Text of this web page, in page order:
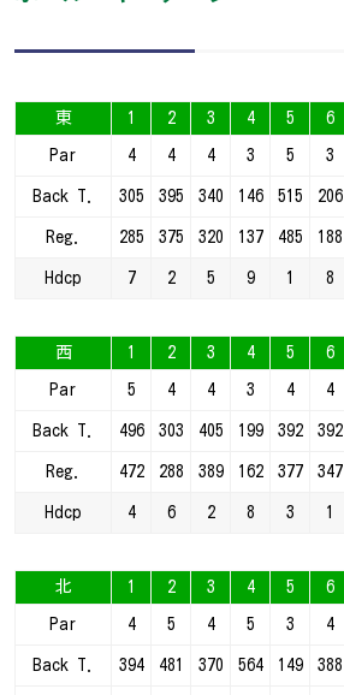
東 1 2 3 4 5 6
Par 4 4 4 3 5 3
Back T. 305 395 340 146 515 206
Reg. 285 375 320 137 485 188
Hdcp 7 2 5 9 1 8
西 1 2 3 4 5 6
Par 5 4 4 3 4 4
Back T. 496 303 405 199 392 392
Reg. 472 288 389 162 377 347
Hdcp 4 6 2 8 3 1
北 1 2 3 4 5 6
Par 4 5 4 5 3 4
Back T. 394 481 370 564 149 388